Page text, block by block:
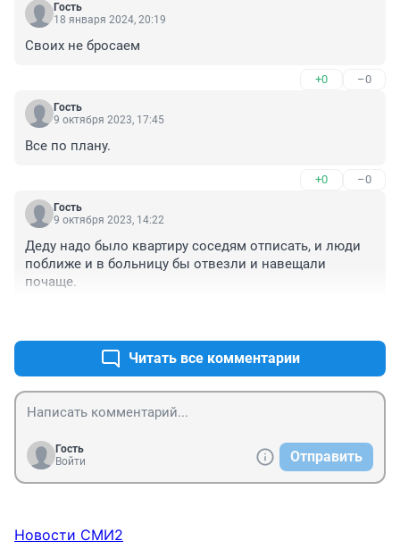
Гость
18 января 2024, 20:19
Своих не бросаем
+0 –0
Гость
9 октября 2023, 17:45
Все по плану.
+0 –0
Гость
9 октября 2023, 14:22
Деду надо было квартиру соседям отписать, и люди
поближе и в больницу бы отвезли и навещали
почаще.
Читать все комментарии
Гость
Войти
Отправить
Новости СМИ2